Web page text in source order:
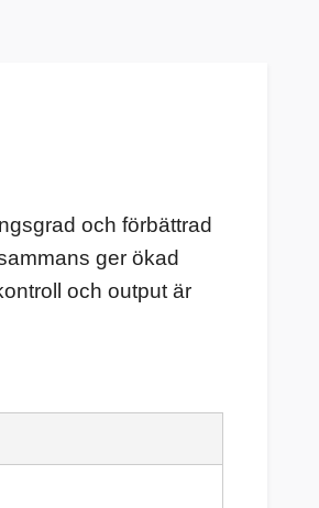
och förbättrad
ger ökad
och output är